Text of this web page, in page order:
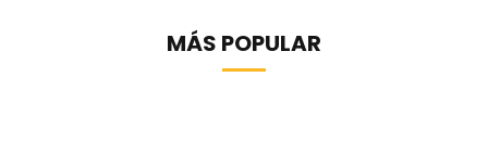
MÁS POPULAR